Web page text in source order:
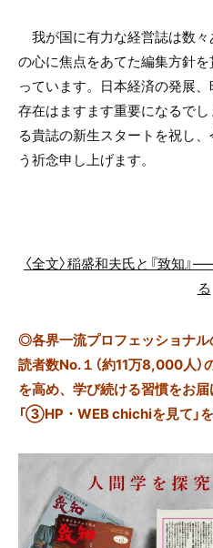
我が国に有力な経営誌は数
の心に焦点をあてた編集方針を
っています。日本経済の発展、
存在はますます重要になるで
る貴誌の新生スタートを祝し
う祈念申し上げます。
〈全文〉稲盛和夫氏と『致知
る
◎各界一流プロフェッショナ
読者数No.１（約11万8,000人）
を高め、学び続ける習慣をお
「③HP・WEB chichiを見て」